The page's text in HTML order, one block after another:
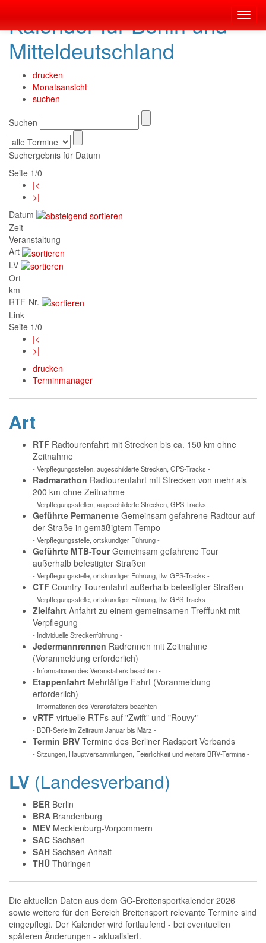
Kalender für Berlin und
Mitteldeutschland
drucken
Monatsansicht
suchen
Suchen
Suchergebnis für Datum
Seite 1/0
|<
>|
Datum
Zeit
Veranstaltung
Art
LV
Ort
km
RTF-Nr.
Link
Seite 1/0
|<
>|
drucken
Terminmanager
Art
RTF Radtourenfahrt mit Strecken bis ca. 150 km ohne
Zeitnahme
- Verpflegungsstellen, augeschilderte Strecken, GPS-Tracks -
Radmarathon Radtourenfahrt mit Strecken von mehr als
200 km ohne Zeitnahme
- Verpflegungsstellen, augeschilderte Strecken, GPS-Tracks -
Geführte Permanente Gemeinsam gefahrene Radtour auf
der Straße in gemäßigtem Tempo
- Verpflegungsstelle, ortskundiger Führung -
Geführte MTB-TourGemeinsam gefahrene Tour
außerhalb befestigter Straßen
- Verpflegungsstelle, ortskundiger Führung, tlw. GPS-Tracks -
CTF Country-Tourenfahrt außerhalb befestigter Straßen
- Verpflegungsstelle, ortskundiger Führung, tlw. GPS-Tracks -
Zielfahrt Anfahrt zu einem gemeinsamen Trefffunkt mit
Verpflegung
- Individuelle Streckenführung -
Jedermannrennen Radrennen mit Zeitnahme
(Voranmeldung erforderlich)
- Informationen des Veranstalters beachten -
Etappenfahrt Mehrtätige Fahrt (Voranmeldung
erforderlich)
- Informationen des Veranstalters beachten -
vRTF virtuelle RTFs auf "Zwift" und "Rouvy"
- BDR-Serie im Zeitraum Januar bis März -
Termin BRV Termine des Berliner Radsport Verbands
- Sitzungen, Hauptversammlungen, Feierlichkeit und weitere BRV-Termine -
LV (Landesverband)
BER Berlin
BRA Brandenburg
MEV Mecklenburg-Vorpommern
SAC Sachsen
SAH Sachsen-Anhalt
THÜ Thüringen
Die aktuellen Daten aus dem GC-Breitensportkalender 2026
sowie weitere für den Bereich Breitensport relevante Termine sind
eingepflegt. Der Kalender wird fortlaufend - bei eventuellen
späteren Änderungen - aktualisiert.